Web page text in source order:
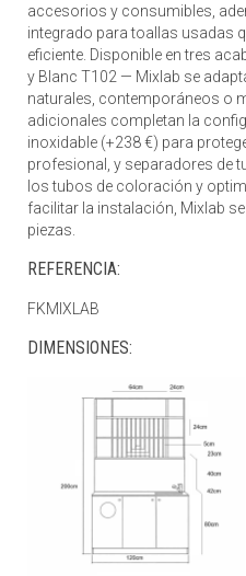
accesorios y consumibles,
integrado para toallas usadas
eficiente. Disponible en tres
y Blanc T102 — Mixlab se
naturales, contemporáneos o
adicionales completan la
inoxidable (+238 €) para
profesional, y separadores de
los tubos de coloración y
facilitar la instalación, Mixlab
piezas.
REFERENCIA:
FKMIXLAB
DIMENSIONES: